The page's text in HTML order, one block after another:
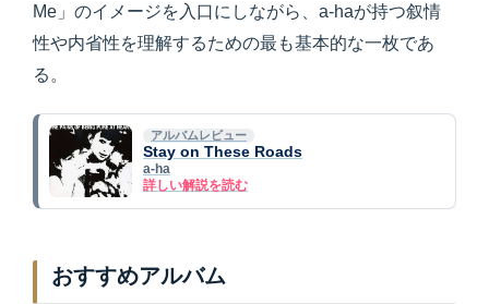
Me」のイメージを入口にしながら、a-haが持つ叙情
性や内省性を理解するための最も基本的な一枚であ
る。
アルバムレビュー
Stay on These Roads
a-ha
詳しい解説を読む
おすすめアルバム